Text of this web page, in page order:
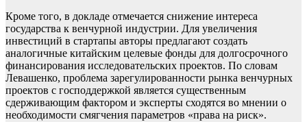
Кроме того, в докладе отмечается снижение интереса
государства к венчурной индустрии. Для увеличения
инвестиций в стартапы авторы предлагают создать
аналогичные китайским целевые фонды для долгосрочного
финансирования исследовательских проектов. По словам
Левашенко, проблема зарегулированности рынка венчурных
проектов с господдержкой является существенным
сдерживающим фактором и эксперты сходятся во мнении о
необходимости смягчения параметров «права на риск».